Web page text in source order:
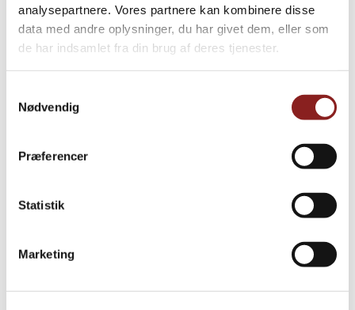
analysepartnere. Vores partnere kan kombinere disse
data med andre oplysninger, du har givet dem, eller som
de har indsamlet fra din brug af deres tjenester.
Nødvendig
Præferencer
Statistik
Marketing